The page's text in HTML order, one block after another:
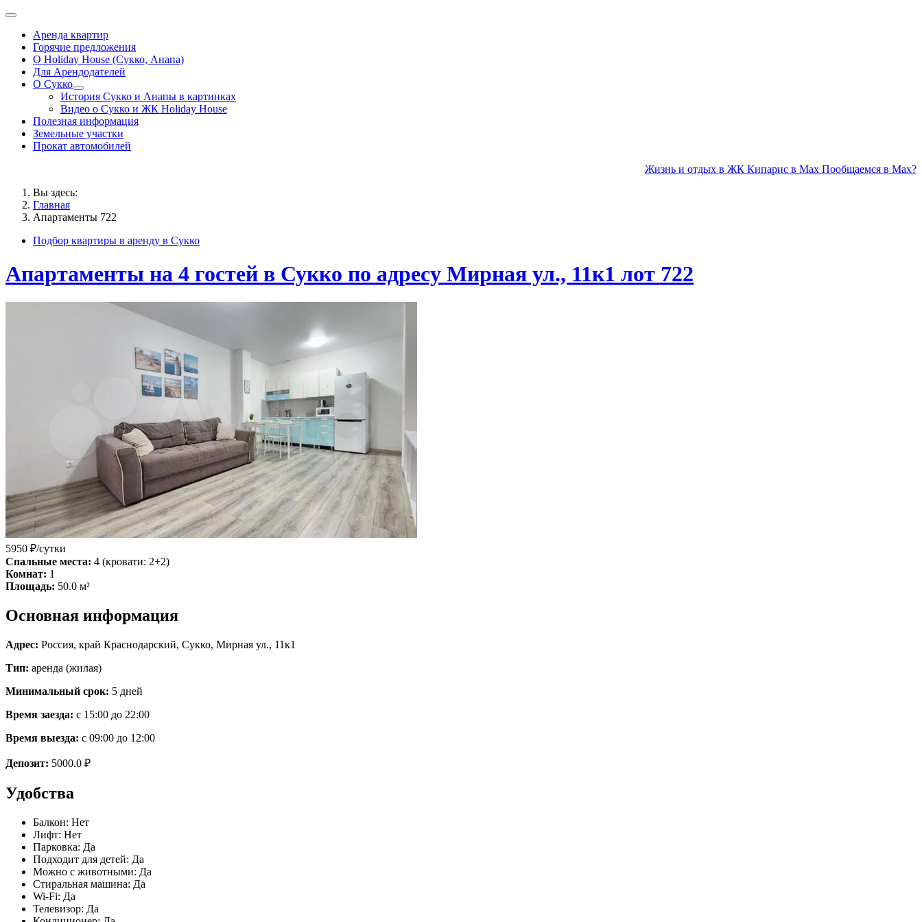
Аренда квартир
Горячие предложения
О Holiday House (Сукко, Анапа)
Для Арендодателей
О Сукко
История Сукко и Анапы в картинках
Видео о Сукко и ЖК Holiday House
Полезная информация
Земельные участки
Прокат автомобилей
Жизнь и отдых в ЖК Кипарис в Max Пообщаемся в Max?
Вы здесь:
Главная
Апартаменты 722
Подбор квартиры в аренду в Сукко
Апартаменты на 4 гостей в Сукко по адресу Мирная ул., 11к1 лот 722
5950 ₽/сутки
Спальные места: 4 (кровати: 2+2)
Комнат: 1
Площадь: 50.0 м²
Основная информация
Адрес: Россия, край Краснодарский, Сукко, Мирная ул., 11к1
Тип: аренда (жилая)
Минимальный срок: 5 дней
Время заезда: с 15:00 до 22:00
Время выезда: с 09:00 до 12:00
Депозит: 5000.0 ₽
Удобства
Балкон: Нет
Лифт: Нет
Парковка: Да
Подходит для детей: Да
Можно с животными: Да
Стиральная машина: Да
Wi-Fi: Да
Телевизор: Да